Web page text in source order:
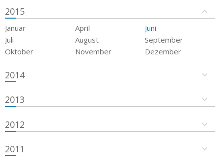
2015
Januar April
Juni
Juli
August
September
Oktober
November Dezember
2014
2013
2012
2011